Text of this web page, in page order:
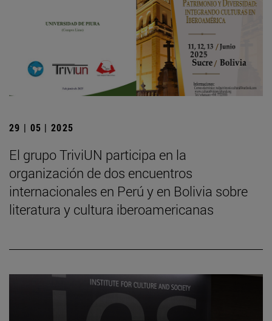
29 | 05 | 2025
El grupo TriviUN participa en la
organización de dos encuentros
internacionales en Perú y en Bolivia sobre
literatura y cultura iberoamericanas